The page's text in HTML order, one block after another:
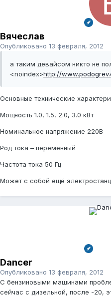
Вячеслав
Опубликовано 13 февраля, 2012
а таким девайсом никто не
<noindex>http://
Основные технические
Мощность 1.0, 1.5, 2.0, 3.0 кВт
Номинальное напряжение 220В
Род тока – переменный
Частота тока 50 Гц
Может с собой ещё
Dancer
Опубликовано 13 февраля, 2012
С бензиновыми машинами
сейчас с дизельной, после -20,